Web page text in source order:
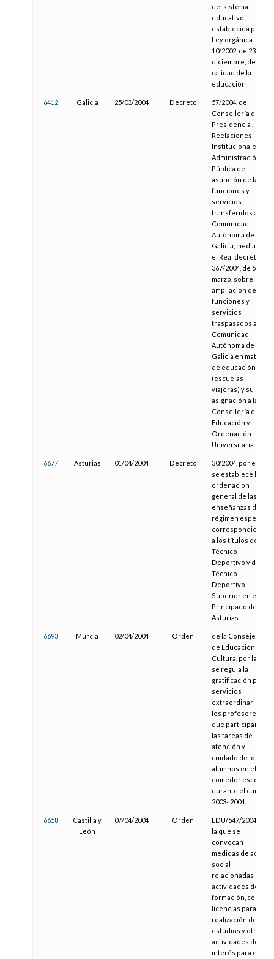
del sistema
educativo,
establecida por la
Ley orgánica
10/2002, de 23 de
diciembre, de
calidad de la
educación
6412 Galicia 25/03/2004 Decreto
57/2004, de
Consellería de la
Presidencia ,
Reelaciones
Institucionales y
Administración
Pública de
asunción de las
funciones y
servicios
transferidos a la
Comunidad
Autónoma de
Galicia, mediante
el Real decreto
367/2004, de 5 de
marzo, sobre
ampliación de las
funciones y
servicios
traspasados a la
Comunidad
Autónoma de
Galicia en materia
de educación
(escuelas
viajeras) y su
asignación a la
Consellería de
Educación y
Ordenación
Universitaria
6677 Asturias 01/04/2004 Decreto
30/2004, por el que
se establece la
ordenación
general de las
enseñanzas de
régimen especial
correspondientes
a los títulos de
Técnico
Deportivo y de
Técnico
Deportivo
Superior en el
Principado de
Asturias
6693 Murcia 02/04/2004 Orden
de la Consejería
de Educación y
Cultura, por la que
se regula la
gratificación por
servicios
extraordinarios a
los profesores
que participan en
las tareas de
atención y
cuidado de los
alumnos en el
comedor escolar
durante el curso
2003- 2004
6658
Castilla y
León
07/04/2004 Orden
EDU/547/2004, por
la que se
convocan
medidas de acción
social
relacionadas con
actividades de
formación, con
licencias para la
realización de
estudios y otras
actividades de
interés para el